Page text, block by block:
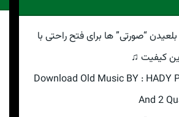
“صورتی” ها برای فتح راحتی با
کیفیت ♫
Download Old Music BY : HADY
And 2